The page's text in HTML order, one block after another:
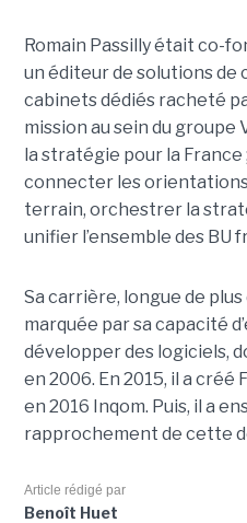
Romain Passilly était co-
un éditeur de solutions de
cabinets dédiés racheté
mission au sein du groupe
la stratégie pour la France
connecter les
terrain, orchestrer la
unifier l’ensemble des BU
Sa carrière, longue de
marquée par sa capacité
développer des logiciels,
en 2006. En 2015, il a créé
en 2016 Inqom. Puis, il a
rapprochement de cette
Article rédigé par
Benoît Huet